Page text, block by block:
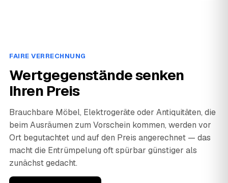
FAIRE VERRECHNUNG
Wertgegenstände senken
Ihren Preis
Brauchbare Möbel, Elektrogeräte oder Antiquitäten, die
beim Ausräumen zum Vorschein kommen, werden vor
Ort begutachtet und auf den Preis angerechnet — das
macht die Entrümpelung oft spürbar günstiger als
zunächst gedacht.